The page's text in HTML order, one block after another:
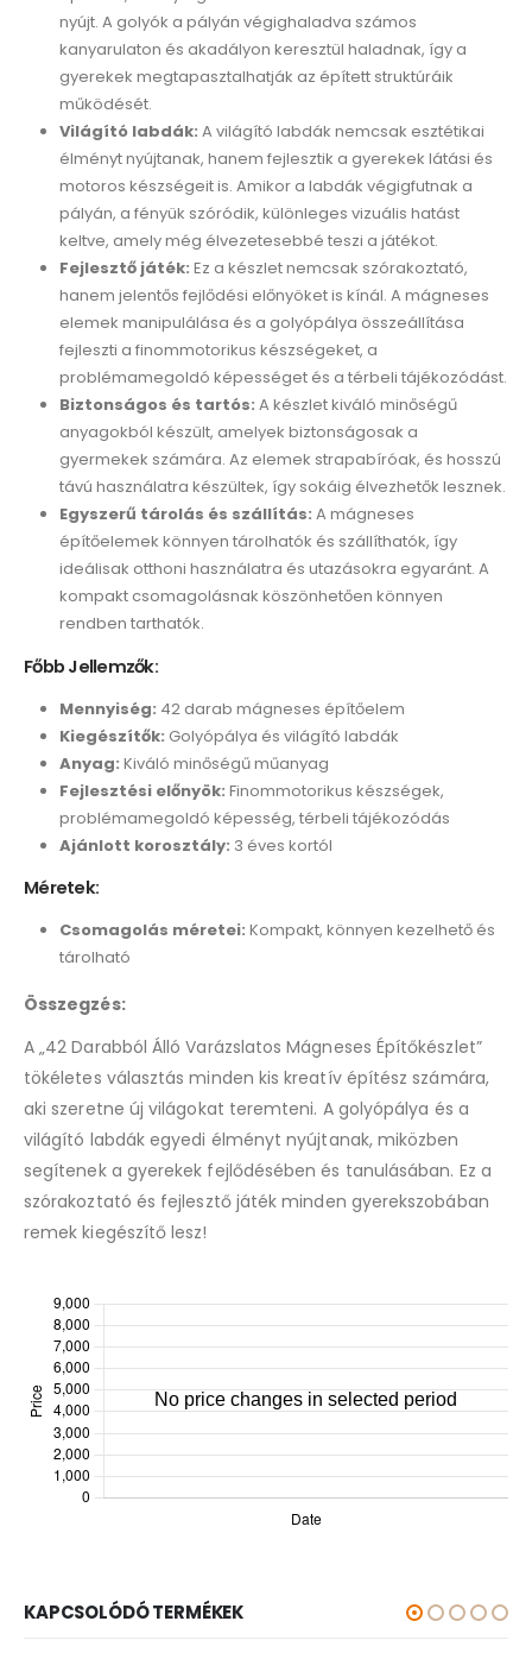
nyújt. A golyók a pályán végighaladva számos
kanyarulaton és akadályon keresztül haladnak, így a
gyerekek megtapasztalhatják az épített struktúráik
működését.
Világító labdák: A világító labdák nemcsak esztétikai
élményt nyújtanak, hanem fejlesztik a gyerekek látási és
motoros készségeit is. Amikor a labdák végigfutnak a
pályán, a fényük szóródik, különleges vizuális hatást
keltve, amely még élvezetesebbé teszi a játékot.
Fejlesztő játék: Ez a készlet nemcsak szórakoztató,
hanem jelentős fejlődési előnyöket is kínál. A mágneses
elemek manipulálása és a golyópálya összeállítása
fejleszti a finommotorikus készségeket, a
problémamegoldó képességet és a térbeli tájékozódást.
Biztonságos és tartós: A készlet kiváló minőségű
anyagokból készült, amelyek biztonságosak a
gyermekek számára. Az elemek strapabíróak, és hosszú
távú használatra készültek, így sokáig élvezhetők lesznek.
Egyszerű tárolás és szállítás: A mágneses
építőelemek könnyen tárolhatók és szállíthatók, így
ideálisak otthoni használatra és utazásokra egyaránt. A
kompakt csomagolásnak köszönhetően könnyen
rendben tarthatók.
Főbb Jellemzők:
Mennyiség: 42 darab mágneses építőelem
Kiegészítők: Golyópálya és világító labdák
Anyag: Kiváló minőségű műanyag
Fejlesztési előnyök: Finommotorikus készségek,
problémamegoldó képesség, térbeli tájékozódás
Ajánlott korosztály: 3 éves kortól
Méretek:
Csomagolás méretei: Kompakt, könnyen kezelhető és
tárolható
Összegzés:
A „42 Darabból Álló Varázslatos Mágneses Építőkészlet”
tökéletes választás minden kis kreatív építész számára,
aki szeretne új világokat teremteni. A golyópálya és a
világító labdák egyedi élményt nyújtanak, miközben
segítenek a gyerekek fejlődésében és tanulásában. Ez a
szórakoztató és fejlesztő játék minden gyerekszobában
remek kiegészítő lesz!
KAPCSOLÓDÓ TERMÉKEK